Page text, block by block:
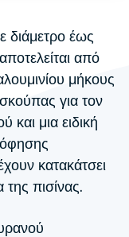
διάμετρο έως
από
μήκους
για τον
και μια ειδική
κατακάτσει
πισίνας.